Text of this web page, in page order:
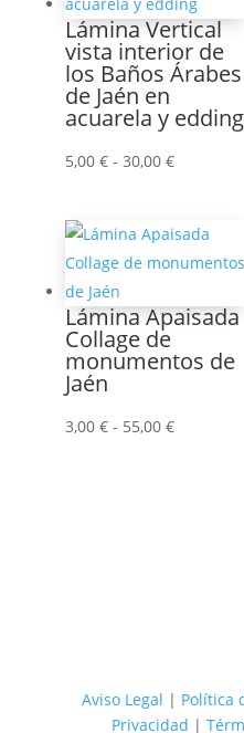
30,00 €
Lámina Vertical
vista interior de
los Baños Árabes
de Jaén en
acuarela y edding
5,00 € - 30,00 €Rango
desde
5,00 €
hasta
30,00 €
Lámina Apaisada
Collage de
monumentos de
Jaén
3,00 € - 55,00 €Rango
Aviso Legal | Política
Privacidad |